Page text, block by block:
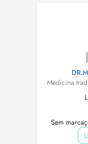
Medicina
Sem